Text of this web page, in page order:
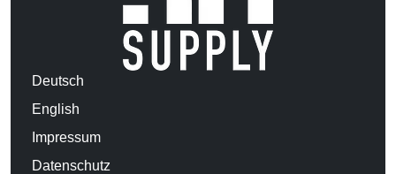
Deutsch
English
Impressum
Datenschutz